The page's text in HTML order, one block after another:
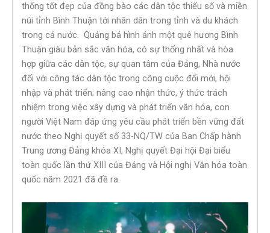
thống tốt đẹp của đồng bào các dân tộc thiểu số và miền
núi tỉnh Bình Thuận tới nhân dân trong tỉnh và du khách
trong cả nước. Quảng bá hình ảnh một quê hương Bình
Thuận giàu bản sắc văn hóa, có sự thống nhất và hòa
hợp giữa các dân tộc, sự quan tâm của Đảng, Nhà nước
đối với công tác dân tộc trong công cuộc đổi mới, hội
nhập và phát triển; nâng cao nhận thức, ý thức trách
nhiệm trong việc xây dựng và phát triển văn hóa, con
người Việt Nam đáp ứng yêu cầu phát triển bền vững đất
nước theo Nghị quyết số 33-NQ/TW của Ban Chấp hành
Trung ương Đảng khóa XI, Nghị quyết Đại hội Đại biểu
toàn quốc lần thứ XIII của Đảng và Hội nghị Văn hóa toàn
quốc năm 2021 đã đề ra.